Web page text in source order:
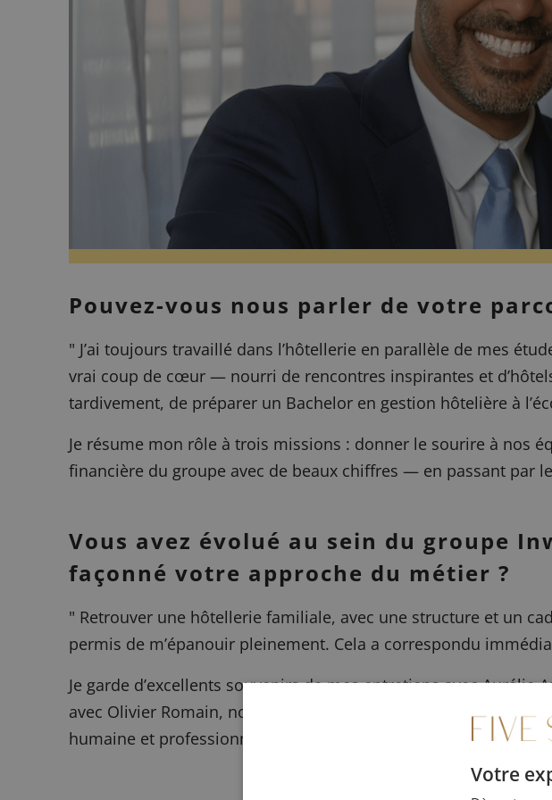
Pouvez-vous nous parler de votre
" J’ai toujours travaillé dans l’hôtellerie en parallèle de mes
vrai coup de cœur — nourri de rencontres inspirantes et
tardivement, de préparer un Bachelor en gestion hôtelière à
Je résume mon rôle à trois missions : donner le sourire à nos
financière du groupe avec de beaux chiffres — en passant par
Vous avez évolué au sein du groupe
façonné votre approche du métier ?
" Retrouver une hôtellerie familiale, avec une structure et un
permis de m’épanouir pleinement. Cela a correspondu
Je garde d’excellents souvenirs de mes entretiens avec Aurélie
avec Olivier Romain, notre Directeur des Opérations. En trois
humaine et professionnelle — deux ans à l’Elysia Paris, et
Votre